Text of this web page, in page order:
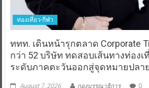
ท่องเที่ยว-กีฬา
ททท. เดินหน้ารุกตลาด Corporate
กว่า 52 บริษัท ทดสอบเส้นทางท่องเ
ระดับภาคตะวันออกสู่จุดหมายปล
August 7, 2026 กองบรรณาธิการ 0